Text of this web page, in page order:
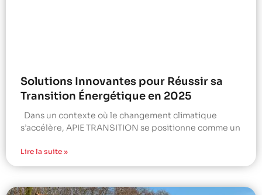
Solutions Innovantes pour Réussir sa
Transition Énergétique en 2025
Dans un contexte où le changement climatique
s’accélère, APIE TRANSITION se positionne comme un
Lire la suite »